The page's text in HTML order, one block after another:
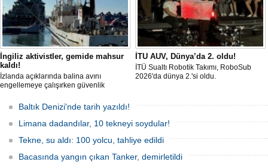
İngiliz aktivistler, gemide mahsur
kaldı!
İzlanda açıklarında balina avını
engellemeye çalışırken güvenlik
protesto gemisindeki 21 çevre aktivisti,
günlerdir gemiden çıkmalarına izin
verilmediğini ve temel haklarının ihlal
edildiğini öne sürdü. Mürettebatta iki
Britanyalı aktivist de bulunuyor.
İTU AUV, Dünya’da 2. oldu!
İTÜ Sualtı Robotik Takımı, RoboSub
2026'da dünya 2.'si oldu.
Baltık Denizi'nde tarih yazıldı!
Limana dadandılar, 10 tekneyi soydular!
Tekne, su aldı: 100 yolcu, tahliye edildi
Bacasında yangın çıkan Tanker, demirletildi